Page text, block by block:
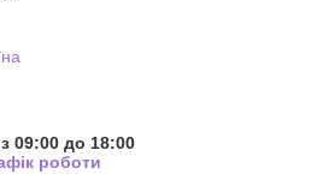
09:00 до 18:00
роботи